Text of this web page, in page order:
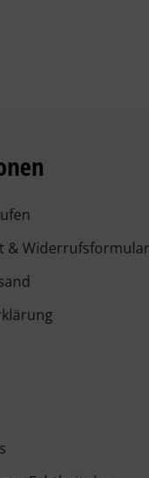
& Widerrufsformular